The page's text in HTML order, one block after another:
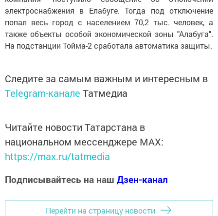
электроснабжения в Елабуге. Тогда под отключение
попал весь город с населением 70,2 тыс. человек, а
также объекты особой экономической зоны "Алабуга".
На подстанции Тойма-2 сработала автоматика защиты.
Следите за самым важным и интересным в
Telegram-канале Татмедиа
Читайте новости Татарстана в
национальном мессенджере MАХ:
https://max.ru/tatmedia
Подписывайтесь на наш Дзен-канал
Перейти на страницу новости